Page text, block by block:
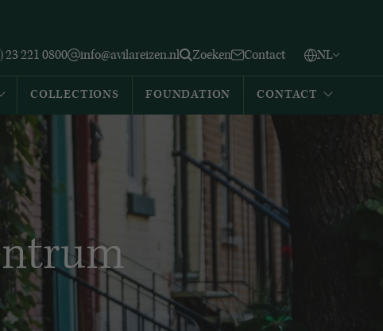
23 221 0800 info@avilareizen.nl Zoeken Contact NL
Español
COLLECTIONS FOUNDATION CONTACT